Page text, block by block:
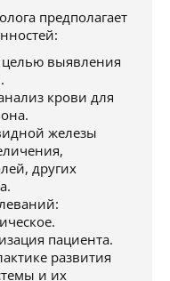
предполагает
целью выявления
крови для
железы
других
пациента.
развития
и их